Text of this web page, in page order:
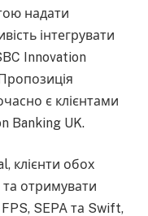
надати
інтегрувати
Innovation
є клієнтами
Banking UK.
клієнти обох
отримувати
SEPA та Swift,